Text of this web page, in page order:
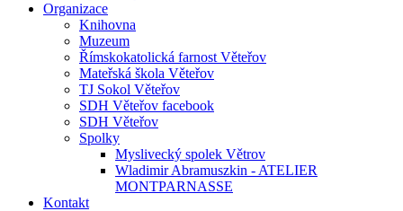
Organizace
Knihovna
Muzeum
Římskokatolická farnost Věteřov
Mateřská škola Věteřov
TJ Sokol Věteřov
SDH Věteřov facebook
SDH Věteřov
Spolky
Myslivecký spolek Větrov
Wladimir Abramuszkin - ATELIER
MONTPARNASSE
Kontakt